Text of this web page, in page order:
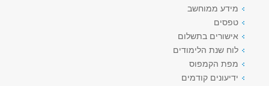
מידע ממוחשב
טפסים
אישורים בתשלום
לוח שנת הלימודים
מפת הקמפוס
ידיעונים קודמים